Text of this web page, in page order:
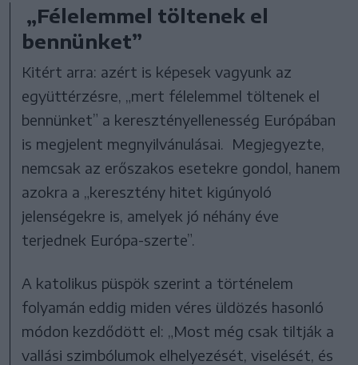
„Félelemmel töltenek el
bennünket”
Kitért arra: azért is képesek vagyunk az
együttérzésre, „mert félelemmel töltenek el
bennünket” a keresztényellenesség Európában
is megjelent megnyilvánulásai. Megjegyezte,
nemcsak az erőszakos esetekre gondol, hanem
azokra a „keresztény hitet kigúnyoló
jelenségekre is, amelyek jó néhány éve
terjednek Európa-szerte”.
A katolikus püspök szerint a történelem
folyamán eddig miden véres üldözés hasonló
módon kezdődött el: „Most még csak tiltják a
vallási szimbólumok elhelyezését, viselését, és